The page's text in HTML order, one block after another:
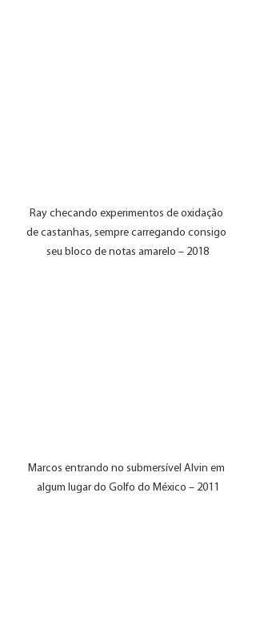
Ray checando experimentos de oxidação
de castanhas, sempre carregando consigo
seu bloco de notas amarelo – 2018
Marcos entrando no submersível Alvin em
algum lugar do Golfo do México – 2011